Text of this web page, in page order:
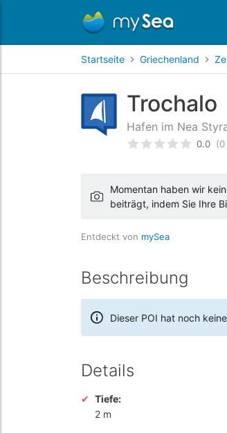
Startseite Griechenland
Trochalo
Hafen im Nea
bewertet0 /5
0.0
Momentan haben wir
beiträgt, indem Sie Ihre
Entdeckt von mySea
Beschreibung
Dieser POI hat noch
Details
Tiefe:
2 m